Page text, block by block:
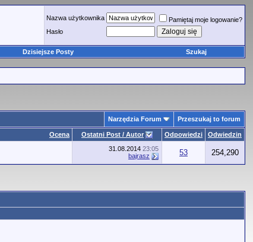
Nazwa użytkownika
Pamiętaj moje logowanie?
Hasło
Dzisiejsze Posty Szukaj
Narzędzia Forum Przeszukaj to forum
Ocena Ostatni Post / Autor Odpowiedzi Odwiedzin
31.08.2014 23:05
bajrasz
53 254,290